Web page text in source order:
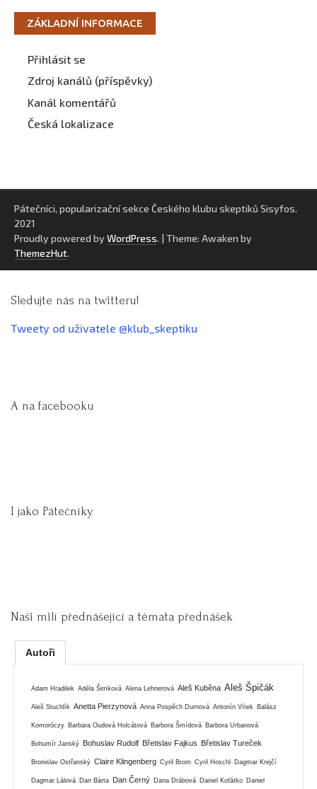
ZÁKLADNÍ INFORMACE
Přihlásit se
Zdroj kanálů (příspěvky)
Kanál komentářů
Česká lokalizace
Pátečníci, popularizační sekce Českého klubu skeptiků Sisyfos.
2021
Proudly powered by WordPress. | Theme: Awaken by
ThemezHut.
Sledujte nás na twitteru!
Tweety od uživatele @klub_skeptiku
A na facebooku
I jako Pátečníky
Naši milí přednášející a témata přednášek
Autoři
Adam Hradilek Adéla Šimková Alena Lehnerová Aleš Kuběna Aleš Špičák
Aleš Stuchlík Anetta Pierzynová Anna Pospěch Durnová Antonín Vítek Balász
Komoróczy Barbara Oudová Holcátová Barbora Šmídová Barbora Urbanová
Bohumír Janský Bohuslav Rudolf Břetislav Fajkus Břetislav Tureček
Bronislav Ostřanský Claire Klingenberg Cyril Brom Cyril Hoschl Dagmar Krejčí
Dagmar Lálová Dan Bárta Dan Černý Dana Drábová Daniel Koťátko Daniel